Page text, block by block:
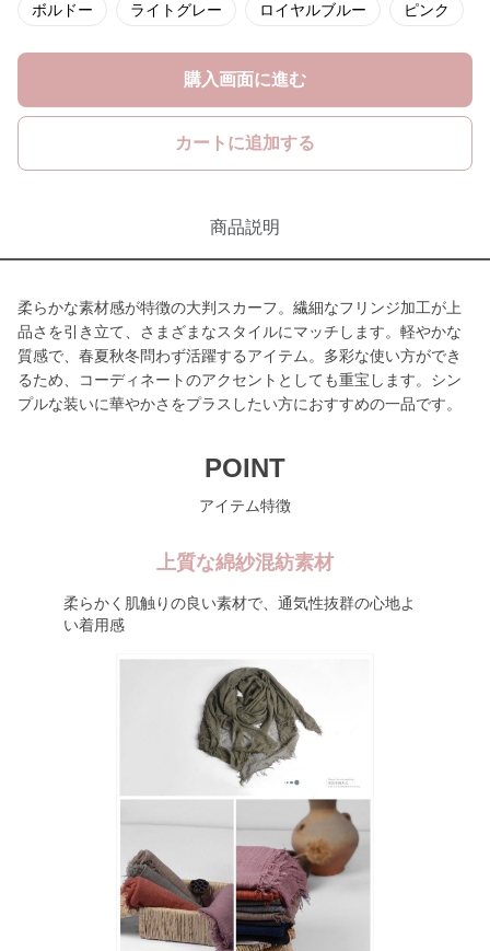
ボルドー ライトグレー ロイヤルブルー ピンク
購入画面に進む
カートに追加する
商品説明
柔らかな素材感が特徴の大判スカーフ。繊細なフリンジ加工が上
品さを引き立て、さまざまなスタイルにマッチします。軽やかな
質感で、春夏秋冬問わず活躍するアイテム。多彩な使い方ができ
るため、コーディネートのアクセントとしても重宝します。シン
プルな装いに華やかさをプラスしたい方におすすめの一品です。
POINT
アイテム特徴
上質な綿紗混紡素材
柔らかく肌触りの良い素材で、通気性抜群の心地よ
い着用感